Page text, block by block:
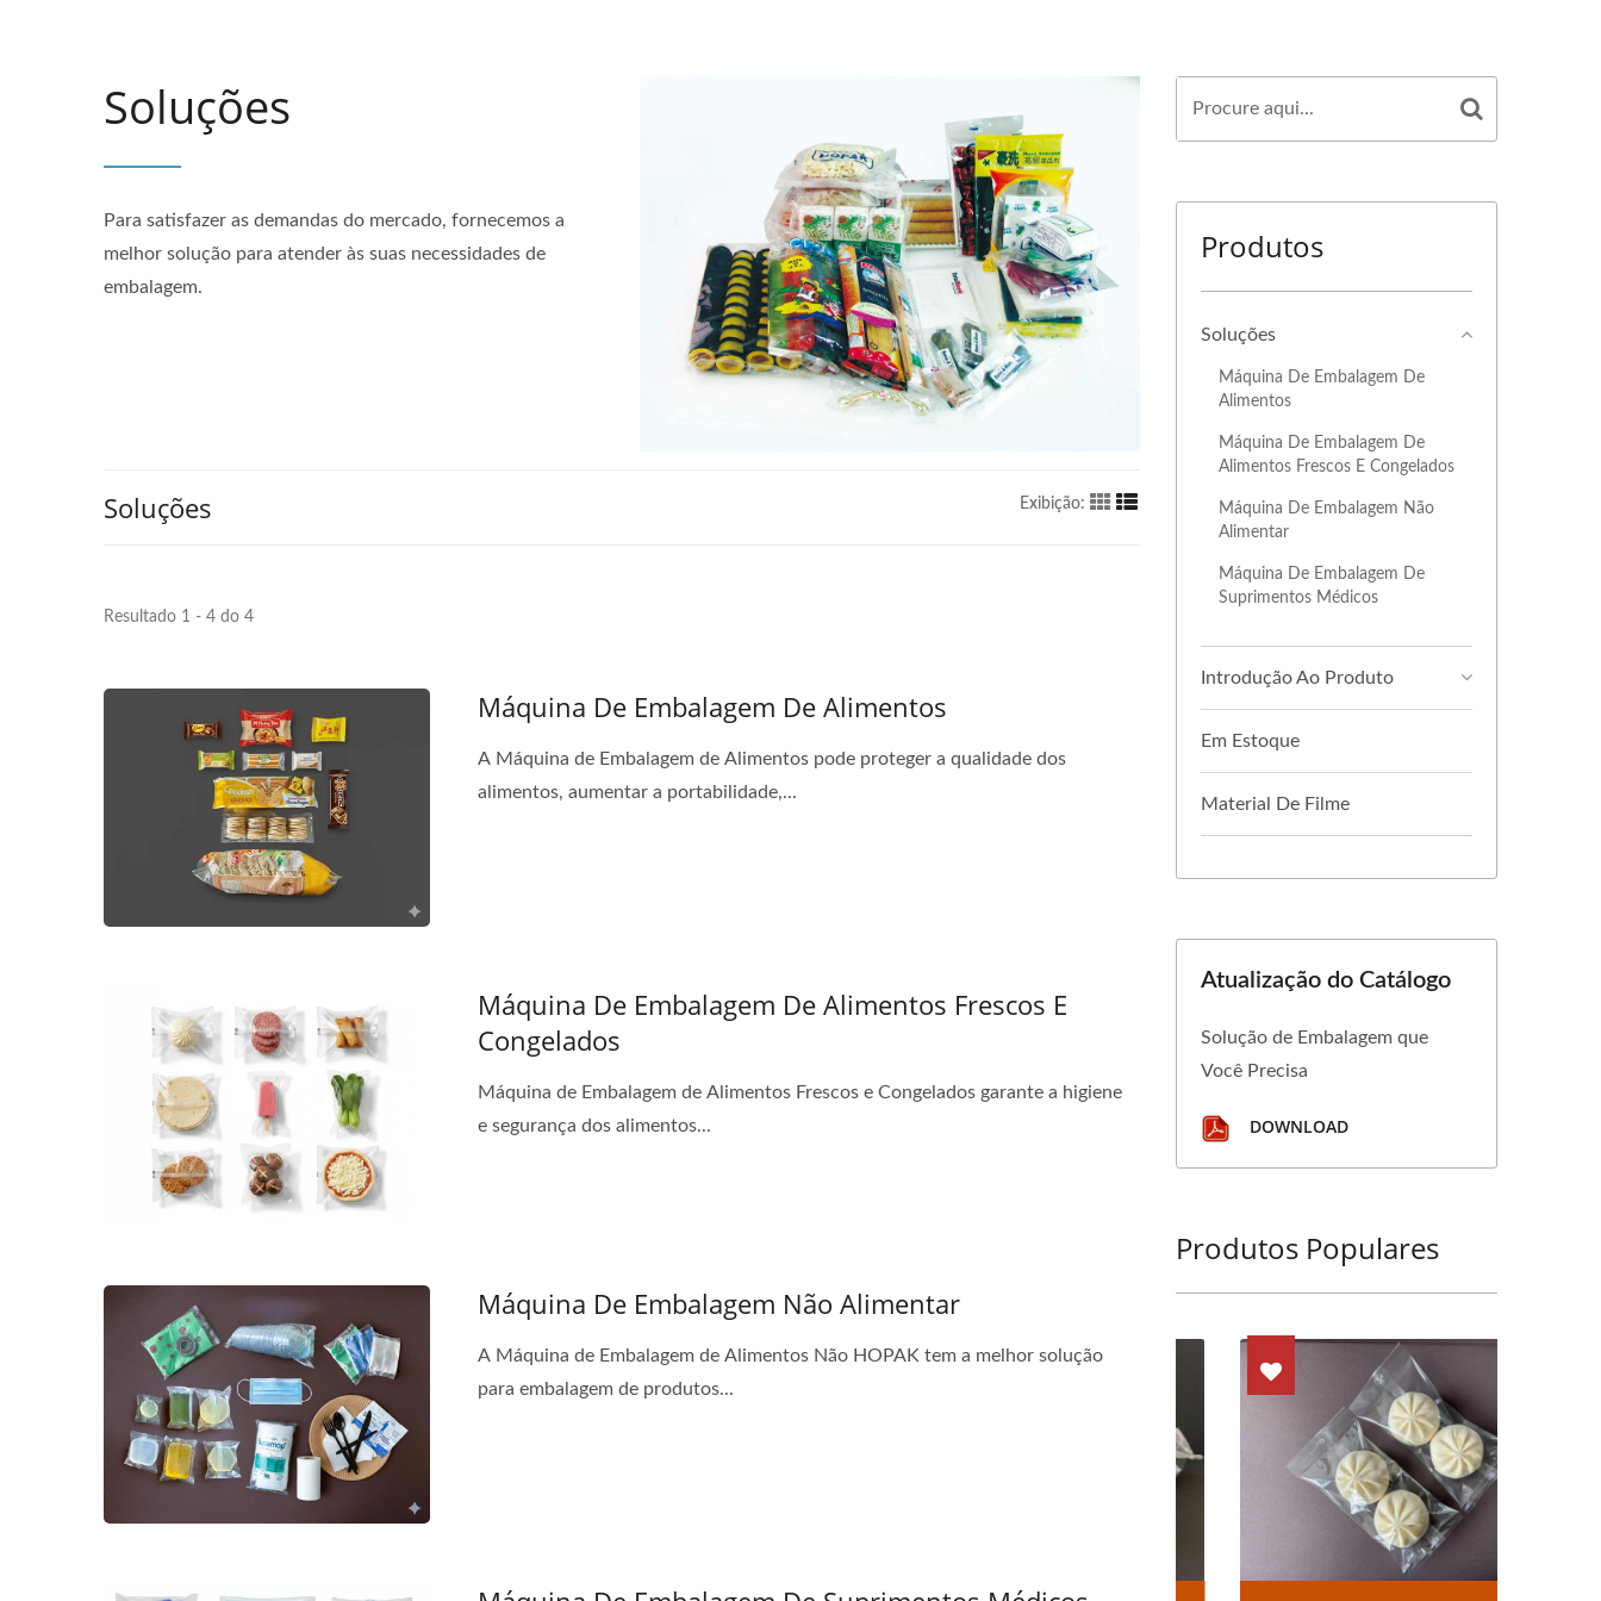
Soluções
Para satisfazer as demandas do mercado, fornecemos a
melhor solução para atender às suas necessidades de
embalagem.
Soluções Exibição:
Resultado 1 - 4 do 4
Máquina De Embalagem De Alimentos
A Máquina de Embalagem de Alimentos pode proteger a qualidade dos
alimentos, aumentar a portabilidade,...
Máquina De Embalagem De Alimentos Frescos E
Congelados
Máquina de Embalagem de Alimentos Frescos e Congelados garante a higiene
e segurança dos alimentos...
Máquina De Embalagem Não Alimentar
A Máquina de Embalagem de Alimentos Não HOPAK tem a melhor solução
para embalagem de produtos...
Produtos
Soluções
Máquina De Embalagem De
Alimentos
Máquina De Embalagem De
Alimentos Frescos E Congelados
Máquina De Embalagem Não
Alimentar
Máquina De Embalagem De
Suprimentos Médicos
Introdução Ao Produto
Em Estoque
Material De Filme
Atualização do Catálogo
Solução de Embalagem que
Você Precisa
DOWNLOAD
Produtos Populares